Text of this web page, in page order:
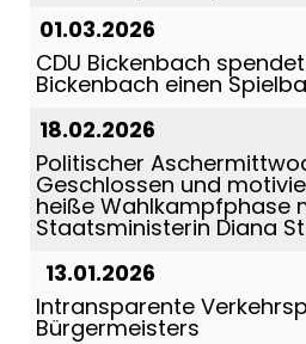
01.03.2026
CDU Bickenbach
Bickenbach einen
18.02.2026
Politischer
Geschlossen und
heiße Wahlkampfphase
Staatsministerin Diana
13.01.2026
Intransparente
Bürgermeisters